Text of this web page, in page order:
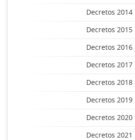
Decretos 2014
Decretos 2015
Decretos 2016
Decretos 2017
Decretos 2018
Decretos 2019
Decretos 2020
Decretos 2021